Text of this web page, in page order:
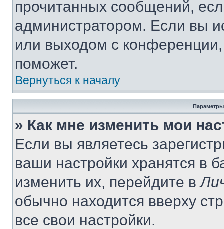
прочитанных сообщений,
администратором. Если вы
или выходом с
поможет.
Вернуться к началу
Параметры
» Как мне изменить мои
Если вы являетесь
ваши настройки хранятся в
изменить их, перейдите в
обычно находится вверху
все свои настройки.